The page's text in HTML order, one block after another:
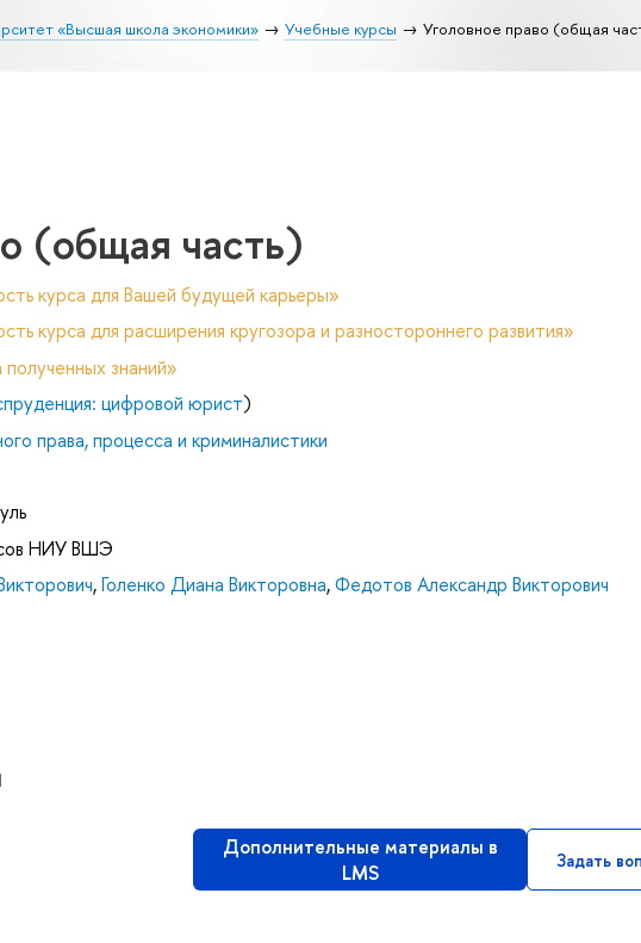
«Высшая школа экономики» Учебные курсы Уголовное право (общая
(общая часть)
курса для Вашей будущей карьеры»
курса для расширения кругозора и разностороннего развития»
знаний»
цифровой юрист)
права, процесса и криминалистики
НИУ ВШЭ
,Голенко Диана Викторовна,Федотов Александр Викторович
Дополнительные материалы в
LMS
Задать